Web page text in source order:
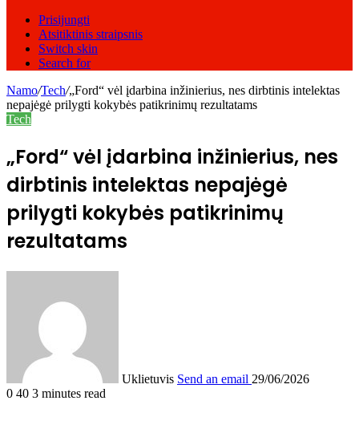
Prisijungti
Atsitiktinis straipsnis
Switch skin
Search for
Namo/Tech/„Ford“ vėl įdarbina inžinierius, nes dirbtinis intelektas
nepajėgė prilygti kokybės patikrinimų rezultatams
Tech
„Ford“ vėl įdarbina inžinierius, nes
dirbtinis intelektas nepajėgė
prilygti kokybės patikrinimų
rezultatams
Uklietuvis Send an email 29/06/2026
0 40 3 minutes read